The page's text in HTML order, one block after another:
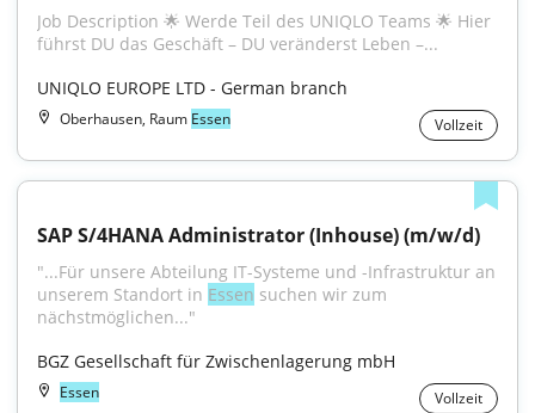
Job Description 🌟 Werde Teil des UNIQLO Teams 🌟 Hier
führst DU das Geschäft – DU veränderst Leben –...
UNIQLO EUROPE LTD - German branch
Oberhausen, Raum Essen Vollzeit
SAP S/4HANA Administrator (Inhouse) (m/w/d)
"...Für unsere Abteilung IT-Systeme und -Infrastruktur an
unserem Standort in Essen suchen wir zum
nächstmöglichen..."
BGZ Gesellschaft für Zwischenlagerung mbH
Essen Vollzeit